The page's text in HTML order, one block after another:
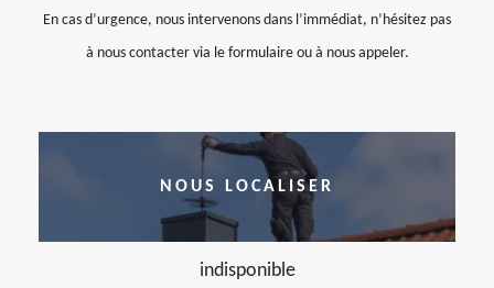
En cas d’urgence, nous intervenons dans l’immédiat, n’hésitez pas
à nous contacter via le formulaire ou à nous appeler.
NOUS LOCALISER
indisponible